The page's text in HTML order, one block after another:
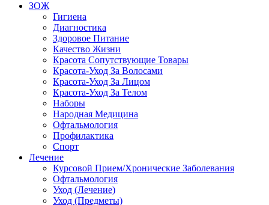
ЗОЖ
Гигиена
Диагностика
Здоровое Питание
Качество Жизни
Красота Сопутствующие Товары
Красота-Уход За Волосами
Красота-Уход За Лицом
Красота-Уход За Телом
Наборы
Народная Медицина
Офтальмология
Профилактика
Спорт
Лечение
Курсовой Прием/Хронические Заболевания
Офтальмология
Уход (Лечение)
Уход (Предметы)